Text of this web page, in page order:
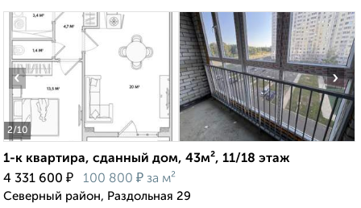
2/10
‹ ›
1-к квартира, сданный дом, 43м², 11/18 этаж
4 331 600 ₽ 100 800 ₽ за м²
Северный район, Раздольная 29